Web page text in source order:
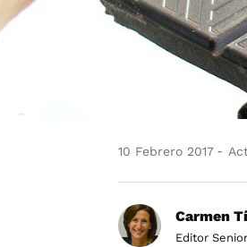
10 Febrero 2017
Carmen
Editor Senior